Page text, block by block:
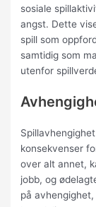
sosiale
angst. Dette
spill som
samtidig som
utenfor
konsekvenser
over alt annet,
jobb, og
på